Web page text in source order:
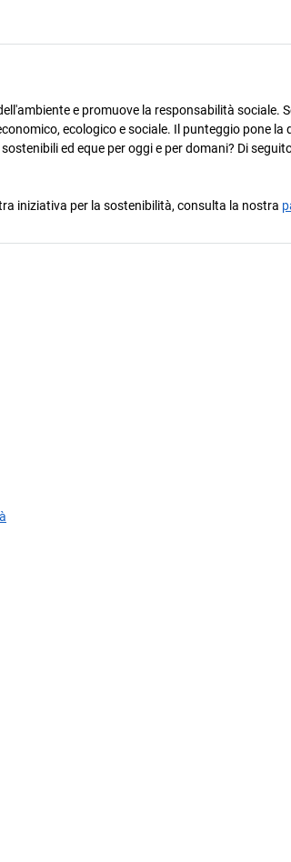
e promuove la responsabilità sociale.
ecologico e sociale. Il punteggio pone
ed eque per oggi e per domani? Di
iniziativa per la sostenibilità, consulta la nostra